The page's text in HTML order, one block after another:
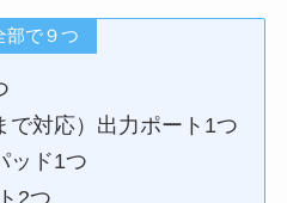
部で９つ
で対応）出力ポート1つ
ッド1つ
2つ